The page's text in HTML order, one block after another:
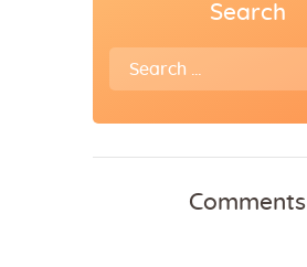
Search
Search
for:
Comments